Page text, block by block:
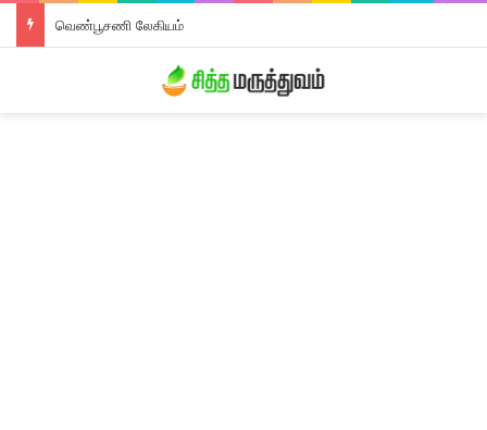
வெண்பூசணி லேகியம்